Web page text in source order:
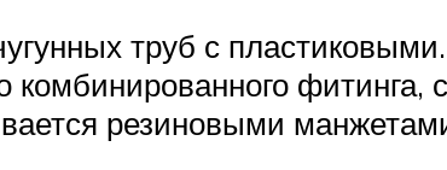
труб с
комбинированного фитинга,
резиновыми